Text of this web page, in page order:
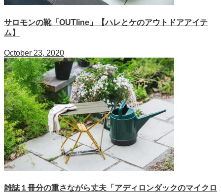
サロモンの靴「OUTline」【ハレとケのアウトドアアイテ
ム】
October 23, 2020
雑誌１冊分の重さながら丈夫「アディロンダックのマイクロ